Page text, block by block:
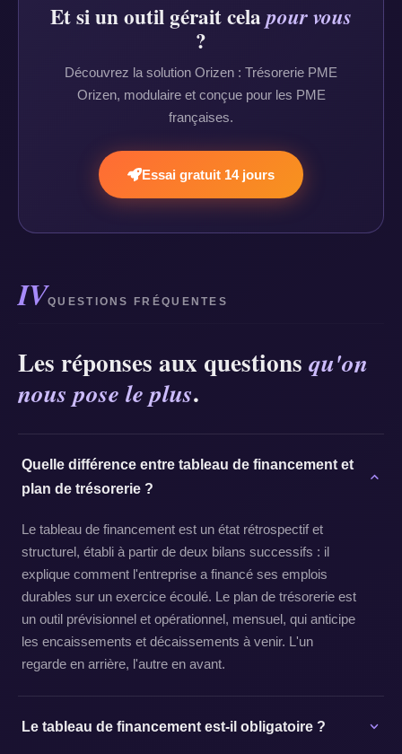
Et si un outil gérait celapour vous
?
Découvrez la solution Orizen : Trésorerie PME
Orizen, modulaire et conçue pour les PME
françaises.
Essai gratuit 14 jours
IVQUESTIONS FRÉQUENTES
Les réponses aux questions qu'on
nous pose le plus.
Quelle différence entre tableau de financement et
plan de trésorerie ?
Le tableau de financement est un état rétrospectif et
structurel, établi à partir de deux bilans successifs : il
explique comment l'entreprise a financé ses emplois
durables sur un exercice écoulé. Le plan de trésorerie est
un outil prévisionnel et opérationnel, mensuel, qui anticipe
les encaissements et décaissements à venir. L'un
regarde en arrière, l'autre en avant.
Le tableau de financement est-il obligatoire ?